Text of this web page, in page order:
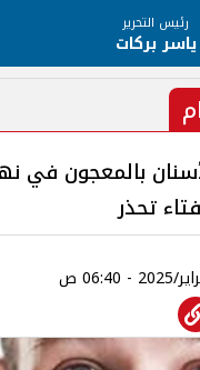
رئيس التحرير
ياسر بركات
بالمعجون في
تحذر